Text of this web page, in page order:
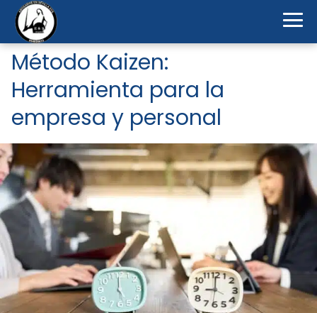
Método Kaizen:
Herramienta para la
empresa y personal